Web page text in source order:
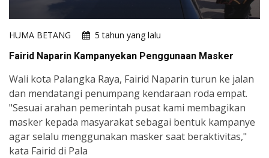
HUMA BETANG
5 tahun yang lalu
Fairid Naparin Kampanyekan Penggunaan Masker
Wali kota Palangka Raya, Fairid Naparin turun ke jalan
dan mendatangi penumpang kendaraan roda empat.
"Sesuai arahan pemerintah pusat kami membagikan
masker kepada masyarakat sebagai bentuk kampanye
agar selalu menggunakan masker saat beraktivitas,"
kata Fairid di Pala